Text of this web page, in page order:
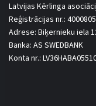
Latvijas Kērlinga
Reģistrācijas nr.:
Adrese: Biķernieku iela
Banka: AS SWEDBANK
Konta nr.: